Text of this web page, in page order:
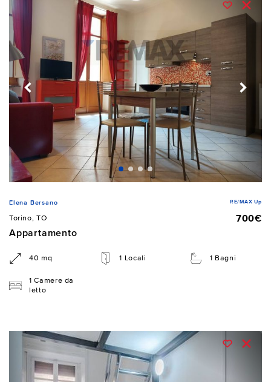
Elena Bersano RE/MAX Up
Torino, TO
700€
Appartamento
40 mq 1 Locali 1 Bagni
1 Camere da
letto